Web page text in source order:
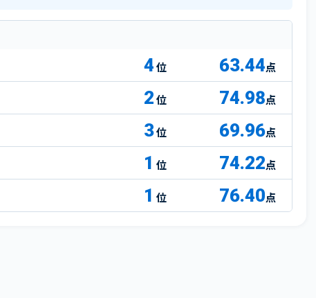
4 63.44点
2 74.98点
3 69.96点
1 74.22点
1 76.40点